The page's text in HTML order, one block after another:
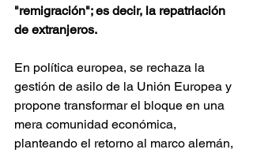
"remigración"; es decir, la repatriación
de extranjeros.
En política europea, se rechaza la
gestión de asilo de la Unión Europea y
propone transformar el bloque en una
mera comunidad económica,
planteando el retorno al marco alemán,